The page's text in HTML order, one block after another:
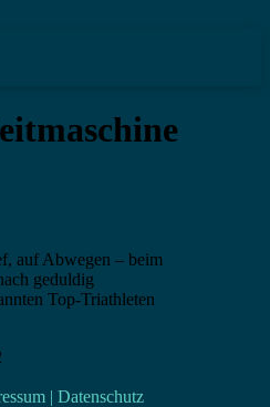
auf Abwegen – beim
geduldig
Top-Triathleten
| Datenschutz